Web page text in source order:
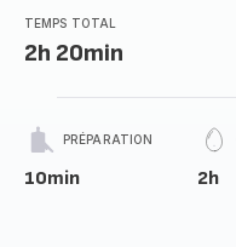
TEMPS TOTAL
2h 20min
PRÉPARATION
10min 2h